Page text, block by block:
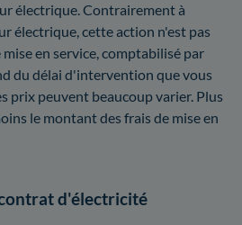
électrique. Contrairement à
électrique, cette action n'est pas
en service, comptabilisé par
du délai d'intervention que vous
prix peuvent beaucoup varier. Plus
le montant des frais de mise en
d'électricité